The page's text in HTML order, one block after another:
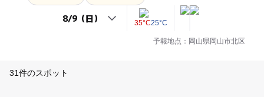
35°C25°C
予報地点：岡山県岡山市北区
31件のスポット